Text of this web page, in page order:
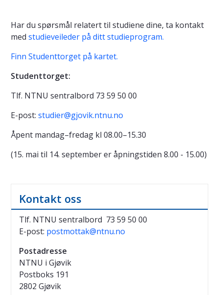
Har du spørsmål relatert til studiene dine, ta kontakt
med studieveileder på ditt studieprogram.
Finn Studenttorget på kartet.
Studenttorget:
Tlf. NTNU sentralbord 73 59 50 00
E-post: studier@gjovik.ntnu.no
Åpent mandag–fredag kl 08.00–15.30
(15. mai til 14. september er åpningstiden 8.00 - 15.00)
Kontakt oss
Tlf. NTNU sentralbord 73 59 50 00
E-post: postmottak@ntnu.no
Postadresse
NTNU i Gjøvik
Postboks 191
2802 Gjøvik